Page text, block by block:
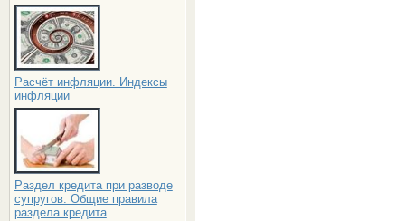
Расчёт инфляции. Индексы
инфляции
Раздел кредита при разводе
супругов. Общие правила
раздела кредита